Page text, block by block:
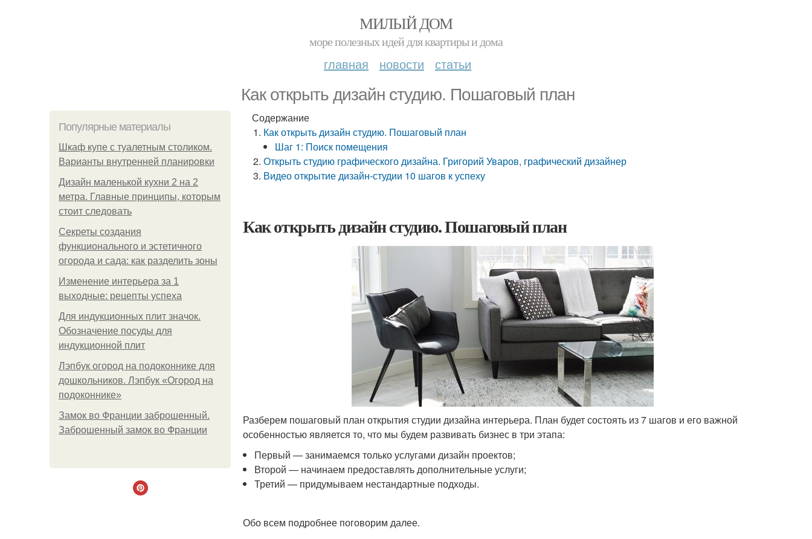
МИЛЫЙ ДОМ
море полезных идей для квартиры и дома
главная новости статьи
Как открыть дизайн студию. Пошаговый план
Популярные материалы
Шкаф купе с туалетным столиком.
Варианты внутренней планировки
Дизайн маленькой кухни 2 на 2
метра. Главные принципы, которым
стоит следовать
Секреты создания
функционального и эстетичного
огорода и сада: как разделить зоны
Изменение интерьера за 1
выходные: рецепты успеха
Для индукционных плит значок.
Обозначение посуды для
индукционной плит
Лэпбук огород на подоконнике для
дошкольников. Лэпбук «Огород на
подоконнике»
Замок во Франции заброшенный.
Заброшенный замок во Франции
Содержание
Как открыть дизайн студию. Пошаговый план
Шаг 1: Поиск помещения
Открыть студию графического дизайна. Григорий Уваров, графический дизайнер
Видео открытие дизайн-студии 10 шагов к успеху
Как открыть дизайн студию. Пошаговый план
Разберем пошаговый план открытия студии дизайна интерьера. План будет состоять из 7 шагов и его важной
особенностью является то, что мы будем развивать бизнес в три этапа:
Первый — занимаемся только услугами дизайн проектов;
Второй — начинаем предоставлять дополнительные услуги;
Третий — придумываем нестандартные подходы.
Обо всем подробнее поговорим далее.